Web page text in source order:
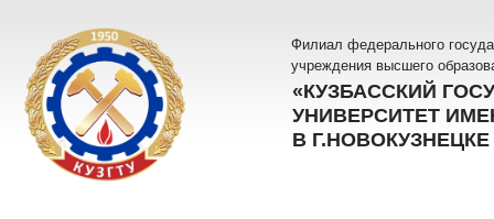
Филиал федерального
учреждения высшего
«КУЗБАССКИЙ
УНИВЕРСИТЕТ
В Г.НОВОКУЗНЕЦКЕ